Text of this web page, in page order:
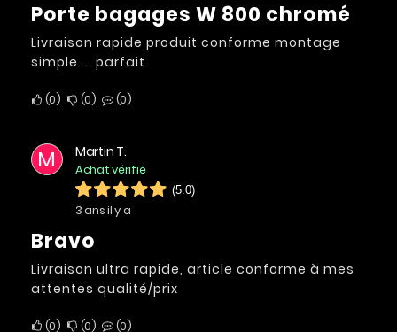
porte bagages W 800 chromé
Livraison rapide produit conforme montage
simple ... parfait
0 0 0
M Martin T.
Achat vérifié
(5.0)
3 ans il y a
Bravo
Livraison ultra rapide, article conforme à mes
attentes qualité/prix
0 0 0